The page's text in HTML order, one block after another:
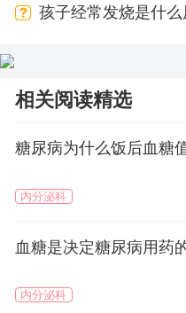
孩子经常发烧是什
相关阅读精选
糖尿病为什么饭后血糖
内分泌科
血糖是决定糖尿病用药
内分泌科